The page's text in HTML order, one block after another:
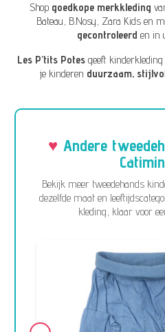
Shop goedkope merkkleding
Bateau, B.Nosy, Zara Kids en
gecontroleerd en in
Les P’tits Potesgeeft kinderkleding
je kinderen duurzaam,
Andere
Bekijk meer tweedehands
dezelfde maat en
kleding, klaar voor